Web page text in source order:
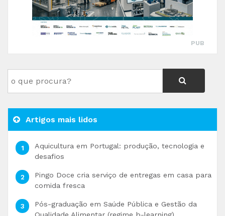
PUB
Artigos mais lidos
Aquicultura em Portugal: produção, tecnologia e
desafios
Pingo Doce cria serviço de entregas em casa para
comida fresca
Pós-graduação em Saúde Pública e Gestão da
Qualidade Alimentar (regime b-learning)